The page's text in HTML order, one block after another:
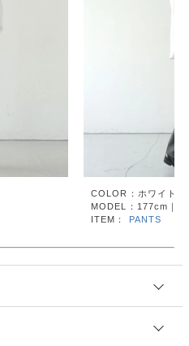
COLOR：ホワイト
MODEL：177cm｜
ITEM：
PANTS